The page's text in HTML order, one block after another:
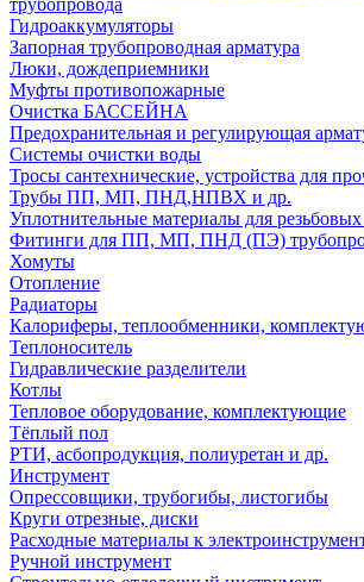
трубопровода
Гидроаккумуляторы
Запорная трубопроводная арматура
Люки, дождеприемники
Муфты противопожарные
Очистка БАССЕЙНА
Предохранительная и регулирующая
Системы очистки воды
Тросы сантехнические, устройства для
Трубы ПП, МП, ПНД,НПВХ и др.
Уплотнительные материалы для
Фитинги для ПП, МП, ПНД (ПЭ)
Хомуты
Отопление
Радиаторы
Калориферы, теплообменники,
Теплоноситель
Гидравлические разделители
Котлы
Тепловое оборудование, комплектующие
Тёплый пол
РТИ, асбопродукция, полиуретан и др.
Инструмент
Опрессовщики, трубогибы, листогибы
Круги отрезные, диски
Расходные материалы к
Ручной инструмент